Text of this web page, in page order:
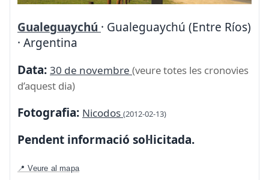
Gualeguaychú · Gualeguaychú (Entre Ríos)
· Argentina
Data: 30 de novembre (veure totes les cronovies
d’aquest dia)
Fotografia: Nicodos (2012-02-13)
Pendent informació sol·licitada.
📍 Veure al mapa